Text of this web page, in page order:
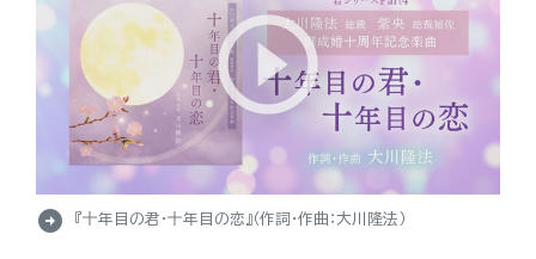
arrow_circle_right 『十年目の君・十年目の恋』（作詞・作曲：大川隆法）